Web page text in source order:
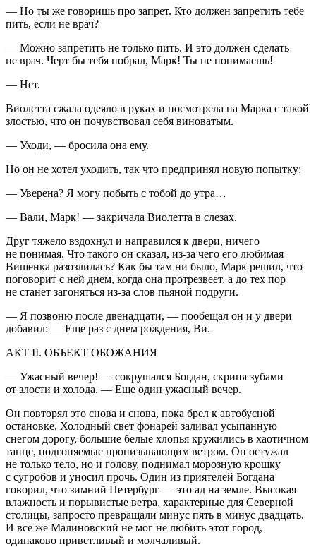
— Но ты же говоришь про запрет. Кто должен запретить тебе
пить, если не врач?
— Можно запретить не только пить. И это должен сделать
не врач. Черт бы тебя побрал, Марк! Ты не понимаешь!
— Нет.
Виолетта сжала одеяло в руках и посмотрела на Марка с такой
злостью, что он почувствовал себя виноватым.
— Уходи, — бросила она ему.
Но он не хотел уходить, так что предпринял новую попытку:
— Уверена? Я могу побыть с тобой до утра…
— Вали, Марк! — закричала Виолетта в слезах.
Друг тяжело вздохнул и направился к двери, ничего
не понимая. Что такого он сказал, из-за чего его любимая
Вишенка разозлилась? Как бы там ни было, Марк решил, что
поговорит с ней днем, когда она протрезвеет, а до тех пор
не станет загоняться из-за слов пьяной подруги.
— Я позвоню после двенадцати, — пообещал он и у двери
добавил: — Еще раз с днем рождения, Ви.
АКТ II. ОБЪЕКТ ОБОЖАНИЯ
— Ужасный вечер! — сокрушался Богдан, скрипя зубами
от злости и холода. — Еще один ужасный вечер.
Он повторял это снова и снова, пока брел к автобусной
остановке. Холодный свет фонарей заливал усыпанную
снегом дорогу, большие белые хлопья кружились в хаотичном
танце, подгоняемые пронизывающим ветром. Он остужал
не только тело, но и голову, поднимал морозную крошку
с сугробов и уносил прочь. Один из приятелей Богдана
говорил, что зимний Петербург — это ад на земле. Высокая
влажность и порывистые ветра, характерные для Северной
столицы, запросто превращали минус пять в минус двадцать.
И все же Малиновский не мог не любить этот город,
одинаково приветливый и молчаливый.